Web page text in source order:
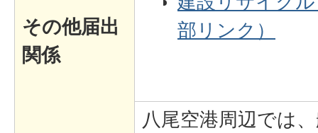
その他届出
関係
部リンク）
八尾空港周辺では